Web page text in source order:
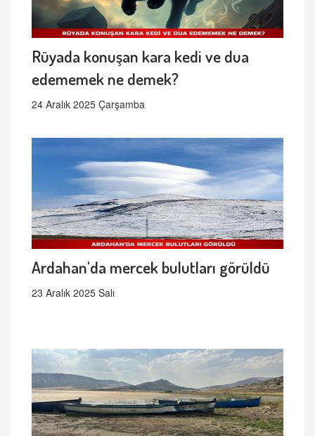
Rüyada konuşan kara kedi ve dua
edememek ne demek?
24 Aralık 2025 Çarşamba
Ardahan'da mercek bulutları görüldü
23 Aralık 2025 Salı